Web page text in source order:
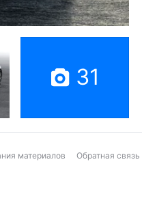
31
материалов Обратная связь